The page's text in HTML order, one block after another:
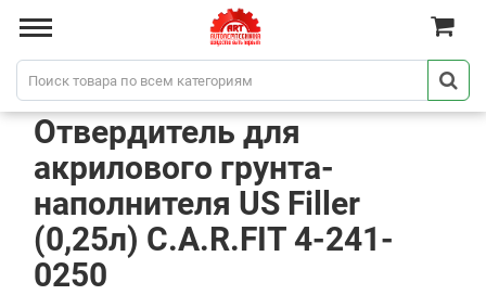
Отвердитель для
акрилового грунта-
наполнителя US Filler
(0,25л) C.A.R.FIT 4-241-
0250